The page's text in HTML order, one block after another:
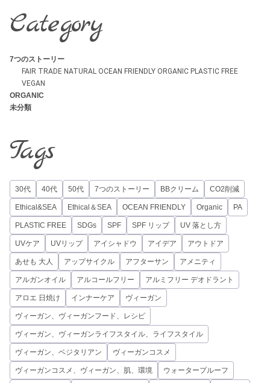
Category
7つのストーリー
FAIR TRADE NATURAL OCEAN FRIENDLY ORGANIC PLASTIC FREE
VEGAN
ORGANIC
未分類
Tags
30代 40代 50代 7つのストーリー BBクリーム CO2削減
Ethical&SEA Ethical＆SEA OCEAN FRIENDLY Organic PA
PLASTIC FREE SDGs SPF SPF リップ UV 落とし方
UVケア UVリップ アイシャドウ アイデア アウトドア
あせも 大人 アップサイクル アフターサン アメニティ
アルガンオイル アルコールフリー アルミフリー デオドラント
アロエ 日焼け インナーケア ヴィーガン
ヴィーガン、ヴィーガンフード、レシピ
ヴィーガン、ヴィーガンライフスタイル、ライフスタイル
ヴィーガン、ベジタリアン ヴィーガンコスメ
ヴィーガンコスメ、ヴィーガン、肌、環境 ウォータープルーフ